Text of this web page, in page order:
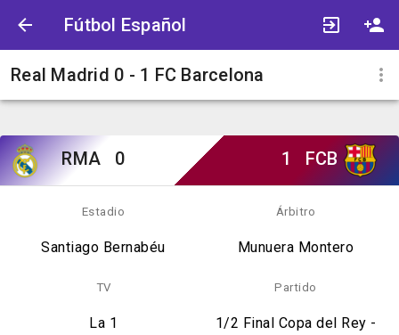
Fútbol Español
Real Madrid 0 - 1 FC Barcelona
RMA 0 1 FCB
Estadio
Santiago Bernabéu
Árbitro
Munuera Montero
TV
La 1
Partido
1/2 Final Copa del Rey -